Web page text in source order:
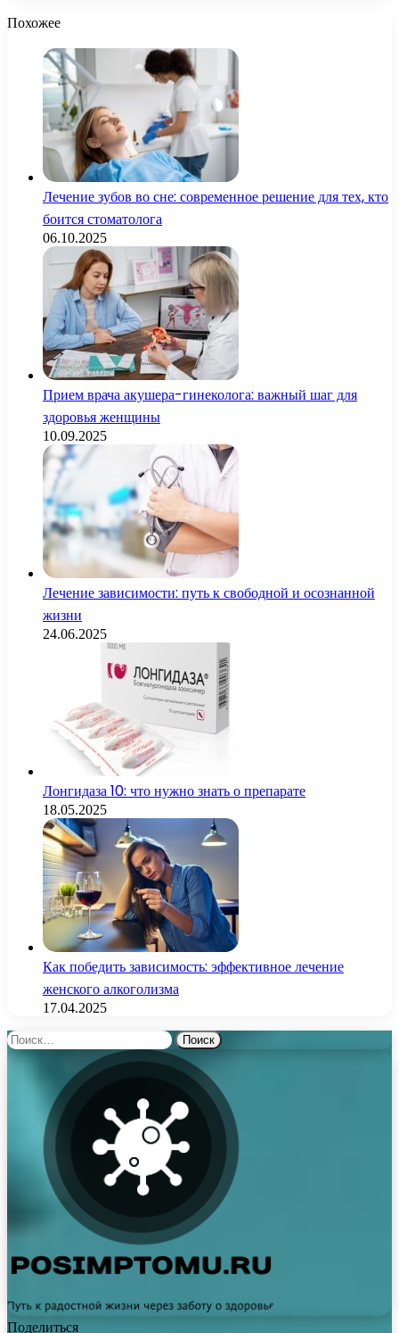
Похожее
Лечение зубов во сне: современное решение для тех, кто
боится стоматолога
06.10.2025
Прием врача акушера-гинеколога: важный шаг для
здоровья женщины
10.09.2025
Лечение зависимости: путь к свободной и осознанной
жизни
24.06.2025
Лонгидаза 10: что нужно знать о препарате
18.05.2025
Как победить зависимость: эффективное лечение
женского алкоголизма
17.04.2025
Найти:
Поделиться